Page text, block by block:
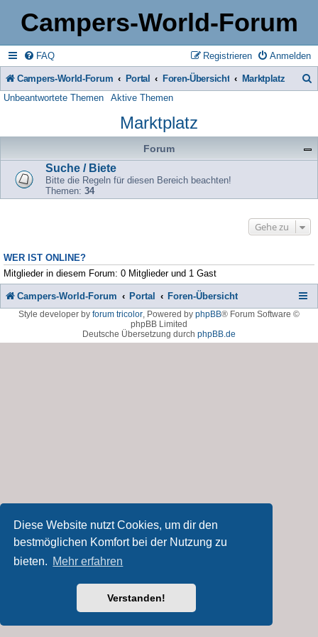
Diese Website nutzt Cookies, um dir den
bestmöglichen Komfort bei der Nutzung zu
bieten. Mehr erfahren
Verstanden!
Campers-World-Forum
FAQ Anmelden
Registrieren
Campers-World-Forum Portal Foren-Übersicht Marktplatz
h
e
Unbeantwortete Themen Aktive Themen
Marktplatz
Forum
Suche / Biete
Bitte die Regeln für diesen Bereich beachten!
Themen: 34
Gehe zu
WER IST ONLINE?
Mitglieder in diesem Forum: 0 Mitglieder und 1 Gast
Campers-World-Forum Portal Foren-Übersicht
Style developer by forum tricolor, Powered by phpBB® Forum Software ©
phpBB Limited
Deutsche Übersetzung durch phpBB.de